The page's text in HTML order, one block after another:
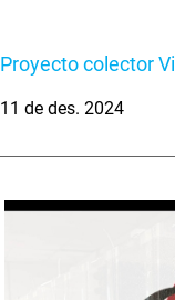
Proyecto colector
11 de des. 2024